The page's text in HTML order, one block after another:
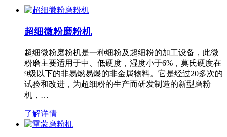
超细微粉磨粉机
超细微粉磨粉机是一种细粉及超细粉的加工设备，此微
粉磨主要适用于中、低硬度，湿度小于6%，莫氏硬度在
9级以下的非易燃易爆的非金属物料。它是经过20多次的
试验和改进，为超细粉的生产而研发制造的新型磨粉
机，…
了解详情